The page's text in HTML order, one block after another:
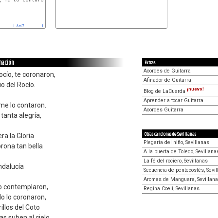
LAm7
LAm6
te coronaron,
del Rocío.
lo contaron.
alegría,
la Gloria
tan bella
contemplaron,
lo coronaron,
del Coto
Extras
Acordes de Guitarra
Afinador de Guitarra
Blog de LaCuerda ¡nuevo!
Aprender a tocar Guitarra
Acordes Guitarra
Otras canciones de Sevillanas
Plegaria del niño, Sevillanas
A la puerta de Toledo,
La fé del rociero, Sevillanas
Secuencia de pentecostés,
Aromas de Manguara,
Regina Coeli, Sevillanas